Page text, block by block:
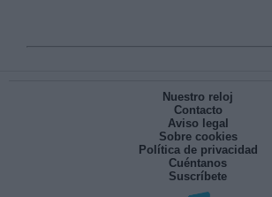
Nuestro reloj
Contacto
Aviso legal
Sobre cookies
Política de privacidad
Cuéntanos
Suscríbete